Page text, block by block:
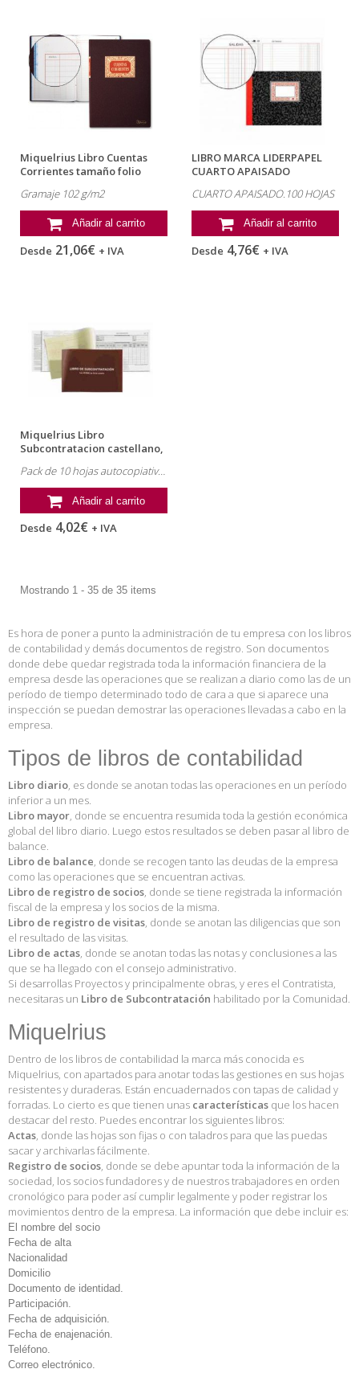
Miquelrius Libro Cuentas
Corrientes tamaño folio
Gramaje 102 g/m2
Añadir al carrito
Desde 21,06€ + IVA
LIBRO MARCA LIDERPAPEL
CUARTO APAISADO
CUARTO APAISADO.100 HOJAS
Añadir al carrito
Desde 4,76€ + IVA
Miquelrius Libro
Subcontratacion castellano,
Pack de 10 hojas autocopiativas.
Añadir al carrito
Desde 4,02€ + IVA
Mostrando 1 - 35 de 35 items
Es hora de poner a punto la administración de tu empresa con los libros
de contabilidad y demás documentos de registro. Son documentos
donde debe quedar registrada toda la información financiera de la
empresa desde las operaciones que se realizan a diario como las de un
período de tiempo determinado todo de cara a que si aparece una
inspección se puedan demostrar las operaciones llevadas a cabo en la
empresa.
Tipos de libros de contabilidad
Libro diario, es donde se anotan todas las operaciones en un período
inferior a un mes.
Libro mayor, donde se encuentra resumida toda la gestión económica
global del libro diario. Luego estos resultados se deben pasar al libro de
balance.
Libro de balance, donde se recogen tanto las deudas de la empresa
como las operaciones que se encuentran activas.
Libro de registro de socios, donde se tiene registrada la información
fiscal de la empresa y los socios de la misma.
Libro de registro de visitas, donde se anotan las diligencias que son
el resultado de las visitas.
Libro de actas, donde se anotan todas las notas y conclusiones a las
que se ha llegado con el consejo administrativo.
Si desarrollas Proyectos y principalmente obras, y eres el Contratista,
necesitaras un Libro de Subcontratación habilitado por la Comunidad.
Miquelrius
Dentro de los libros de contabilidad la marca más conocida es
Miquelrius, con apartados para anotar todas las gestiones en sus hojas
resistentes y duraderas. Están encuadernados con tapas de calidad y
forradas. Lo cierto es que tienen unas características que los hacen
destacar del resto. Puedes encontrar los siguientes libros:
Actas, donde las hojas son fijas o con taladros para que las puedas
sacar y archivarlas fácilmente.
Registro de socios, donde se debe apuntar toda la información de la
sociedad, los socios fundadores y de nuestros trabajadores en orden
cronológico para poder así cumplir legalmente y poder registrar los
movimientos dentro de la empresa. La información que debe incluir es:
El nombre del socio
Fecha de alta
Nacionalidad
Domicilio
Documento de identidad.
Participación.
Fecha de adquisición.
Fecha de enajenación.
Teléfono.
Correo electrónico.